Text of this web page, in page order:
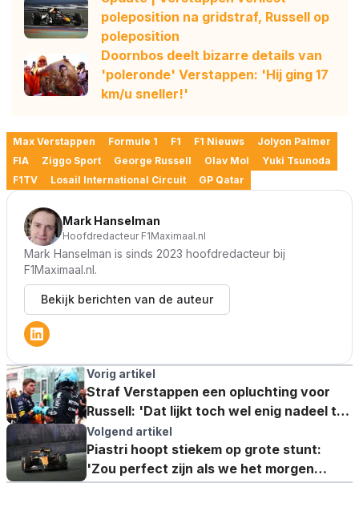
poleposition na gridstraf, Russell op
poleposition
Doornbos deelt bizarre details van
'poleronde' Verstappen: 'Hij ging 17
km/u sneller!'
Max Verstappen Formule 1 F1 F1 Nieuws
Jolyon Palmer
FIA
Ziggo Sport George Russell Olav Mol
Yuki Tsunoda
F1TV
Losail International Circuit GP Qatar
Mark Hanselman
Hoofdredacteur F1Maximaal.nl
Mark Hanselman is sinds 2023 hoofdredacteur bij
F1Maximaal.nl.
Bekijk berichten van de auteur
Vorig artikel
Straf Verstappen een opluchting voor
Russell: 'Dat lijkt toch wel enig nadeel te
hebben'
Volgend artikel
Piastri hoopt stiekem op grote stunt:
'Zou perfect zijn als we het morgen
kunnen beslissen'